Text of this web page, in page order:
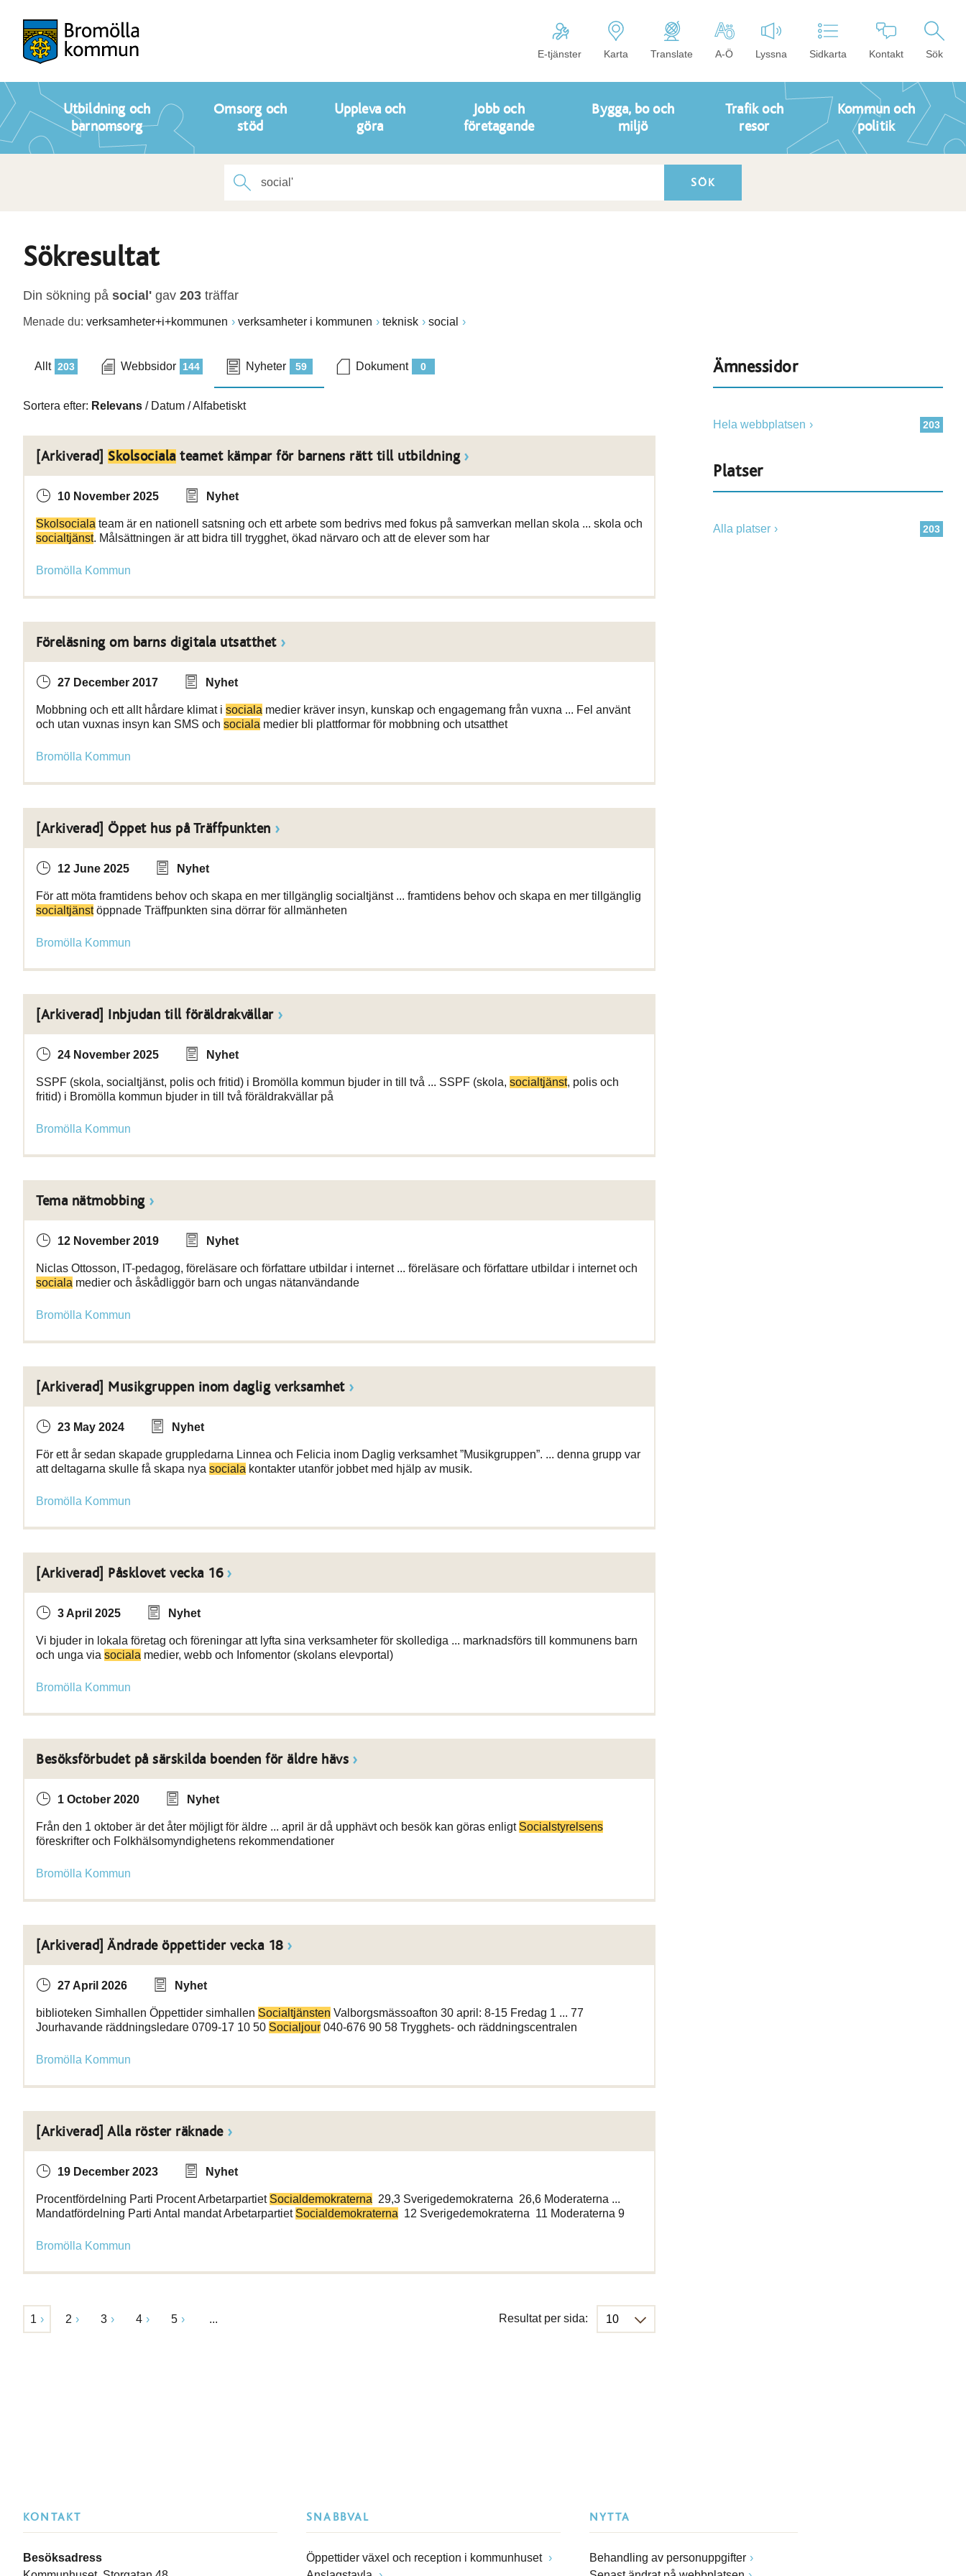
E-tjänster Karta Translate A-Ö Lyssna Sidkarta Kontakt Sök
Utbildning och
barnomsorg
Omsorg och
stöd
Uppleva och
göra
Jobb och
företagande
Bygga, bo och
miljö
Trafik och
resor
Kommun och
politik
Sökresultat
Din sökning på social' gav 203 träffar
Menade du: verksamheter+i+kommunen verksamheter i kommunen teknisk social
203
Allt 144
Webbsidor 59
Nyheter 0
Dokument
Sortera efter: Relevans / Datum /Alfabetiskt
[Arkiverad] Skolsocialateamet kämpar för barnens rätt till utbildning
10 November 2025 Nyhet
Skolsociala team är en nationell satsning och ett arbete som bedrivs med fokus på samverkan mellan skola ... skola och
socialtjänst. Målsättningen är att bidra till trygghet, ökad närvaro och att de elever som har
Bromölla Kommun
Föreläsning om barns digitala utsatthet
27 December 2017 Nyhet
Mobbning och ett allt hårdare klimat i sociala medier kräver insyn, kunskap och engagemang från vuxna ... Fel använt
och utan vuxnas insyn kan SMS och sociala medier bli plattformar för mobbning och utsatthet
Bromölla Kommun
[Arkiverad] Öppet hus på Träffpunkten
12 June 2025 Nyhet
För att möta framtidens behov och skapa en mer tillgänglig socialtjänst ... framtidens behov och skapa en mer tillgänglig
socialtjänstöppnade Träffpunkten sina dörrar för allmänheten
Bromölla Kommun
[Arkiverad] Inbjudan till föräldrakvällar
24 November 2025 Nyhet
SSPF (skola, socialtjänst, polis och fritid) i Bromölla kommun bjuder in till två ... SSPF (skola, socialtjänst, polis och
fritid) i Bromölla kommun bjuder in till två föräldrakvällar på
Bromölla Kommun
Tema nätmobbing
12 November 2019 Nyhet
Niclas Ottosson, IT-pedagog, föreläsare och författare utbildar i internet ... föreläsare och författare utbildar i internet och
sociala medier och åskådliggör barn och ungas nätanvändande
Bromölla Kommun
[Arkiverad] Musikgruppen inom daglig verksamhet
23 May 2024 Nyhet
För ett år sedan skapade gruppledarna Linnea och Felicia inom Daglig verksamhet ”Musikgruppen”. ... denna grupp var
att deltagarna skulle få skapa nya sociala kontakter utanför jobbet med hjälp av musik.
Bromölla Kommun
[Arkiverad] Påsklovet vecka 16
3 April 2025 Nyhet
Vi bjuder in lokala företag och föreningar att lyfta sina verksamheter för skollediga ... marknadsförs till kommunens barn
och unga via sociala medier, webb och Infomentor (skolans elevportal)
Bromölla Kommun
Besöksförbudet på särskilda boenden för äldre hävs
1 October 2020 Nyhet
Från den 1 oktober är det åter möjligt för äldre ... april är då upphävt och besök kan göras enligt Socialstyrelsens
föreskrifter och Folkhälsomyndighetens rekommendationer
Bromölla Kommun
[Arkiverad] Ändrade öppettider vecka 18
27 April 2026 Nyhet
biblioteken Simhallen Öppettider simhallen Socialtjänsten Valborgsmässoafton 30 april: 8-15 Fredag 1 ... 77
Jourhavande räddningsledare 0709-17 10 50 Socialjour 040-676 90 58 Trygghets- och räddningscentralen
Bromölla Kommun
[Arkiverad] Alla röster räknade
19 December 2023 Nyhet
Procentfördelning Parti Procent Arbetarpartiet Socialdemokraterna 29,3 Sverigedemokraterna 26,6 Moderaterna ...
Mandatfördelning Parti Antal mandat Arbetarpartiet Socialdemokraterna 12 Sverigedemokraterna 11 Moderaterna 9
Bromölla Kommun
1 2 3 4 5 ... Resultat per sida:
Ämnessidor
203
Hela webbplatsen
Platser
203
Alla platser
KONTAKT
Besöksadress
SNABBVAL
Öppettider växel och reception i kommunhuset
NYTTA
Behandling av personuppgifter